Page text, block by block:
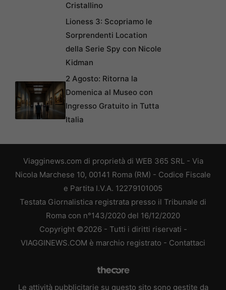
Cristallino
Lioness 3: Scopriamo le
Sorprendenti Location
della Serie Spy con Nicole
Kidman
2 Agosto: Ritorna la
Domenica al Museo con
Ingresso Gratuito in Tutta
Italia
Viagginews.com di proprietà di WEB 365 SRL - Via
Nicola Marchese 10, 00141 Roma (RM) - Codice Fiscale
e Partita I.V.A. 12279101005
Testata Giornalistica registrata presso il Tribunale di
Roma con n°143/2020 del 16/12/2020
Copyright ©2026 - Tutti i diritti riservati -
VIAGGINEWS.COM è marchio registrato - Contattaci
Le attività pubblicitarie su questo sito sono gestite da